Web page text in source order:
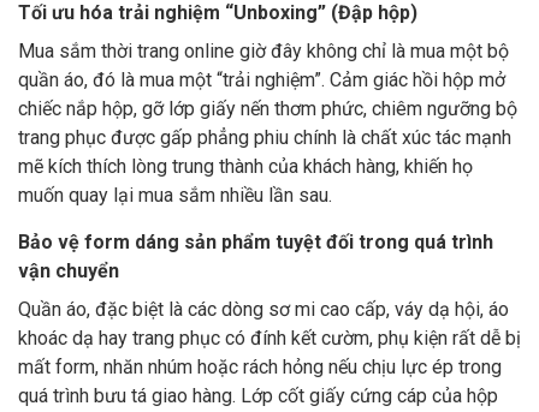
Tối ưu hóa trải nghiệm “Unboxing” (Đập hộp)
Mua sắm thời trang online giờ đây không chỉ là mua một bộ
quần áo, đó là mua một “trải nghiệm”. Cảm giác hồi hộp mở
chiếc nắp hộp, gỡ lớp giấy nến thơm phức, chiêm ngưỡng bộ
trang phục được gấp phẳng phiu chính là chất xúc tác mạnh
mẽ kích thích lòng trung thành của khách hàng, khiến họ
muốn quay lại mua sắm nhiều lần sau.
Bảo vệ form dáng sản phẩm tuyệt đối trong quá trình
vận chuyển
Quần áo, đặc biệt là các dòng sơ mi cao cấp, váy dạ hội, áo
khoác dạ hay trang phục có đính kết cườm, phụ kiện rất dễ bị
mất form, nhăn nhúm hoặc rách hỏng nếu chịu lực ép trong
quá trình bưu tá giao hàng. Lớp cốt giấy cứng cáp của hộp